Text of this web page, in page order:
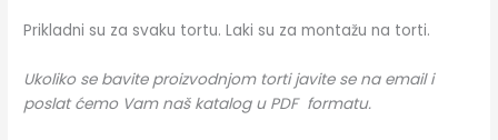
Prikladni su za svaku tortu. Laki su za montažu na torti.
Ukoliko se bavite proizvodnjom torti javite se na email i
poslat ćemo Vam naš katalog u PDF formatu.